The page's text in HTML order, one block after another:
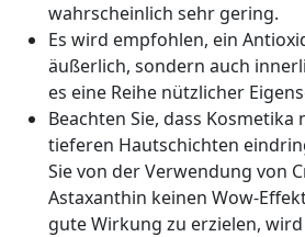
wahrscheinlich sehr gering.
Es wird empfohlen, ein
äußerlich, sondern auch
es eine Reihe nützlicher
Beachten Sie, dass Kosmetika
tieferen Hautschichten
Sie von der Verwendung von
Astaxanthin keinen Wow-
gute Wirkung zu erzielen,